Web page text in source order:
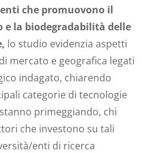
che promuovono il
la biodegradabilità delle
lo studio evidenzia aspetti
mercato e geografica legati
indagato, chiarendo
categorie di tecnologie
primeggiando, chi
che investono su tali
enti di ricerca